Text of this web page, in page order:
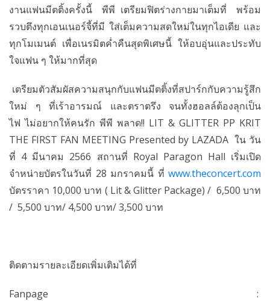
งานแฟนมีตติ้งครั้งนี้ พีพี เตรียมฟิตร่างกายมาเต็มที่ พร้อม
รวบตึงทุกเอนเนอร์จี้ที่มี ใส่เต็มความสดใหม่ในทุกไอเดีย และ
ทุกโมเมนต์ เพื่อเนรมิตค่ำคืนสุดพิเศษนี้ ให้อบอุ่นและประทับ
ใจแฟน ๆ ให้มากที่สุด
เตรียมตัวสัมผัสความสนุกกับแฟนมีตติ้งที่สปาร์กกับความรู้สึก
ใหม่ ๆ ที่เร้าอารมณ์ และตราตรึง จนทั้งฮอลล์ต้องลุกเป็น
ไฟ ไม่อยากให้คนรัก พีพี พลาด!! LIT & GLITTER PP KRIT
THE FIRST FAN MEETING Presented by LAZADA ใน วัน
ที่ 4 มีนาคม 2566 สถานที่ Royal Paragon Hall เริ่มเปิด
จำหน่ายบัตรในวันที่ 28 มกราคมนี้ ที่ www.theconcert.com
บัตรราคา 10,000 บาท ( Lit & Glitter Package) / 6,500 บาท
/ 5,500 บาท/ 4,500 บาท/ 3,500 บาท
ติดตามรายละเอียดเพิ่มเติมได้ที่
Fanpage :